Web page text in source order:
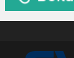
ATOM